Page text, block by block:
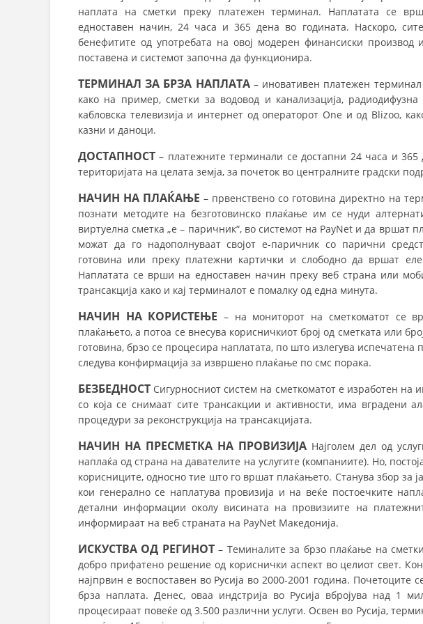
наплата на сметки преку платежен терминал. Наплатата се
едноставен начин, 24 часа и 365 дена во годината. Наскоро,
бенефитите од употребата на овој модерен финансиски
поставена и системот започна да функционира.
ТЕРМИНАЛ ЗА БРЗА НАПЛАТА– иновативен платежен
како на пример, сметки за водовод и канализација,
кабловска телевизија и интернет од операторот One и од Blizoo,
казни и даноци.
ДОСТАПНОСТ – платежните терминали се достапни 24 часа и
територијата на целата земја, за почеток во централните градски
НАЧИН НА ПЛАЌАЊЕ – првенствено со готовина директно на
познати методите на безготовинско плаќање им се нуди
виртуелна сметка „е – паричник“, во системот на PayNet и да вршат
можат да го надополнуваат својот е-паричник со парични
готовина или преку платежни картички и слободно да вршат
Наплатата се врши на едноставен начин преку веб страна или
трансакција како и кај терминалот е помалку од една минута.
НАЧИН НА КОРИСТЕЊЕ – на мониторот на сметкоматот се
плаќањето, а потоа се внесува корисничкиот број од сметката или
готовина, брзо се процесира наплатата, по што излегува
следува конфирмација за извршено плаќање по смс порака.
БЕЗБЕДНОСТ Сигурносниот систем на сметкоматот е изработен
со која се снимаат сите трансакции и активности, има вградени
процедури за реконструкција на трансакцијата.
НАЧИН НА ПРЕСМЕТКА НА ПРОВИЗИЈА Најголем дел од
наплаќа од страна на давателите на услугите (компаниите). Но,
корисниците, односно тие што го вршат плаќањето. Станува збор за
кои генерално се наплатува провизија и на веќе постоечките
детални информации околу висината на провизиите на
информираат на веб страната на PayNet Македонија.
ИСКУСТВА ОД РЕГИНОТ– Теминалите за брзо плаќање на
добро прифатено решение од кориснички аспект во целиот свет.
најпрвин е воспоставен во Русија во 2000-2001 година. Почетоците
брза наплата. Денес, оваа индстрија во Русија вбројува над 1
процесираат повеќе од 3.500 различни услуги. Освен во Русија,